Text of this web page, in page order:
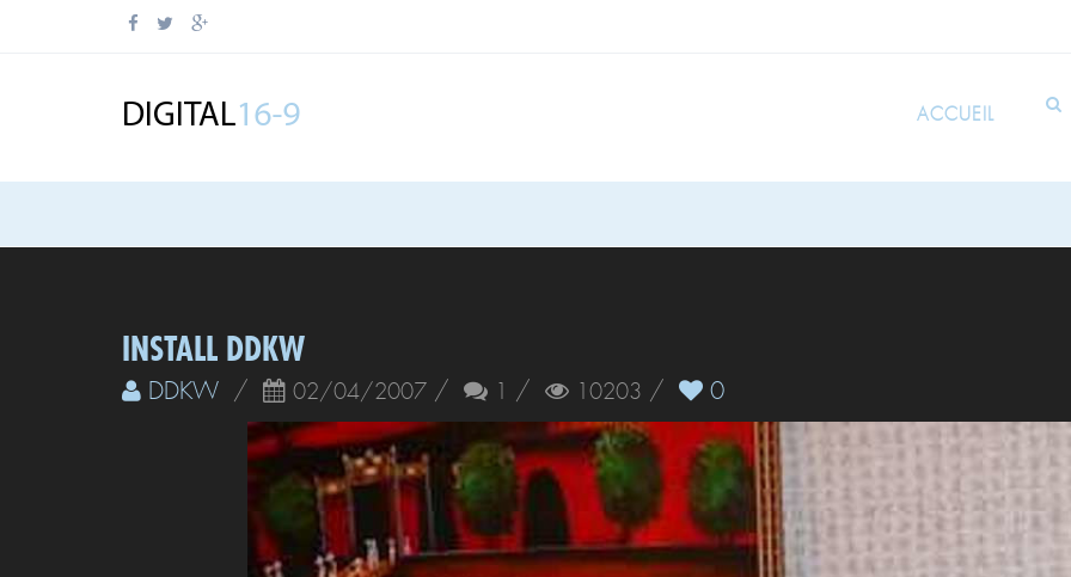
ACCUEIL
INSTALL DDKW
DDKW / 02/04/2007 / 1 / 10203 / 0